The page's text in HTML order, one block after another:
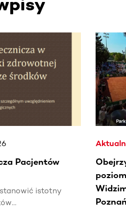
przewijane w poziomie. Użyj
Pacjentów
istotny